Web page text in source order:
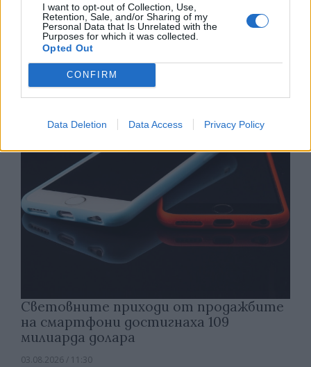
I want to opt-out of Collection, Use,
Retention, Sale, and/or Sharing of my
Personal Data that Is Unrelated with the
Purposes for which it was collected.
Opted Out
CONFIRM
Data Deletion Data Access Privacy Policy
Хакери удариха бизнес-база данни в
Лихтенщайн
03.08.2026 / 14:30
Световните приходи от продажбите
на смартфони достигнаха 109
милиарда долара
03.08.2026 / 11:30